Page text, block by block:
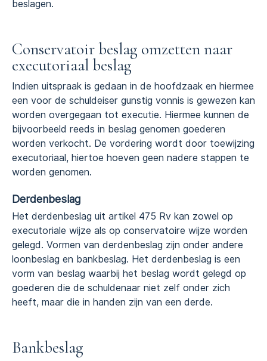
beslagen.
Conservatoir beslag omzetten naar
executoriaal beslag
Indien uitspraak is gedaan in de hoofdzaak en hiermee
een voor de schuldeiser gunstig vonnis is gewezen kan
worden overgegaan tot executie. Hiermee kunnen de
bijvoorbeeld reeds in beslag genomen goederen
worden verkocht. De vordering wordt door toewijzing
executoriaal, hiertoe hoeven geen nadere stappen te
worden genomen.
Derdenbeslag
Het derdenbeslag uit artikel 475 Rv kan zowel op
executoriale wijze als op conservatoire wijze worden
gelegd. Vormen van derdenbeslag zijn onder andere
loonbeslag en bankbeslag. Het derdenbeslag is een
vorm van beslag waarbij het beslag wordt gelegd op
goederen die de schuldenaar niet zelf onder zich
heeft, maar die in handen zijn van een derde.
Bankbeslag